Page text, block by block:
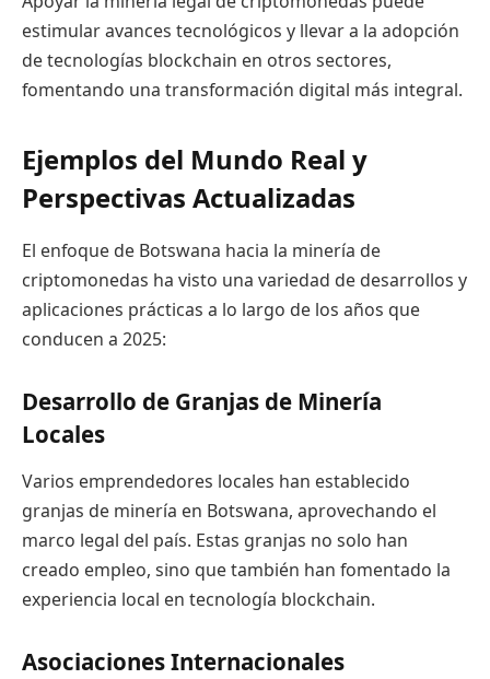
estimular avances tecnológicos y llevar a la adopción
de tecnologías blockchain en otros sectores,
fomentando una transformación digital más integral.
Ejemplos del Mundo Real y
Perspectivas Actualizadas
El enfoque de Botswana hacia la minería de
criptomonedas ha visto una variedad de desarrollos y
aplicaciones prácticas a lo largo de los años que
conducen a 2025:
Desarrollo de Granjas de Minería
Locales
Varios emprendedores locales han establecido
granjas de minería en Botswana, aprovechando el
marco legal del país. Estas granjas no solo han
creado empleo, sino que también han fomentado la
experiencia local en tecnología blockchain.
Asociaciones Internacionales